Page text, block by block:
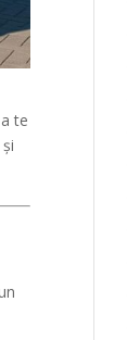
te